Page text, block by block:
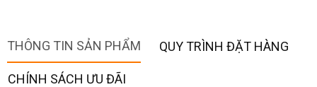
THÔNG TIN SẢN PHẨM QUY TRÌNH ĐẶT HÀNG
CHÍNH SÁCH ƯU ĐÃI